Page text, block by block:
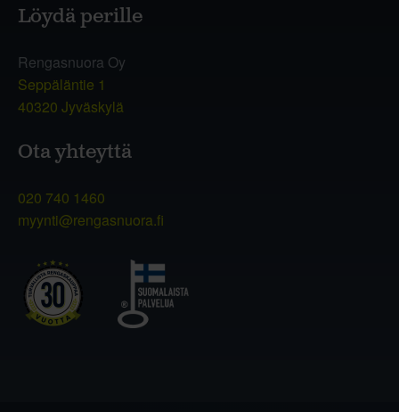
Löydä perille
Rengasnuora Oy
Seppäläntie 1
40320 Jyväskylä
Ota yhteyttä
020 740 1460
myynti@rengasnuora.fi